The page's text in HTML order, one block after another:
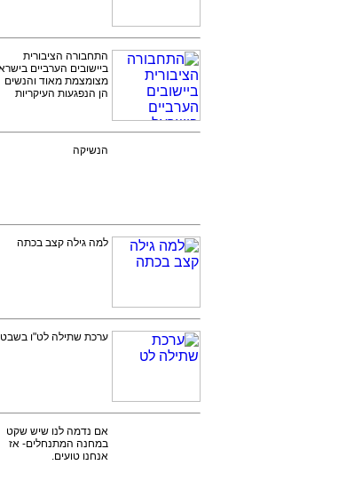
התחבורה הציבורית
ביישובים הערביים
מצומצמת מאוד והנשים
הן הנפגעות העיקריות
הנשיקה
למה גילה קצב בכתה
ערכת שתילה לט"ו בשבט
אם נדמה לנו שיש שקט
במחנה המתנחלים- אז
אנחנו טועים.